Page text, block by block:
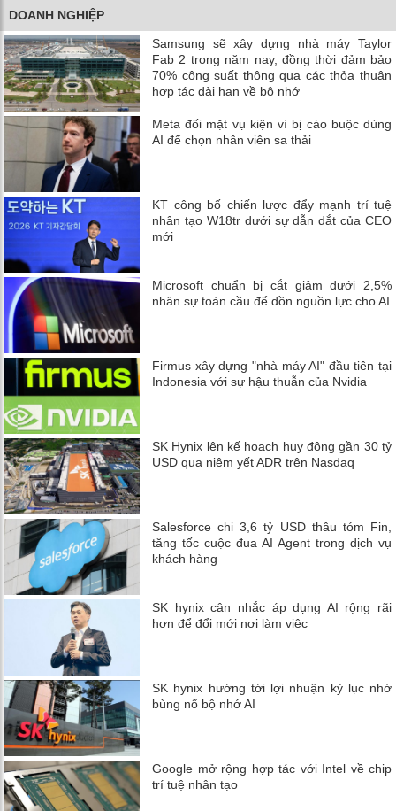
DOANH NGHIỆP
Samsung sẽ xây dựng nhà máy Taylor
Fab 2 trong năm nay, đồng thời đảm bảo
70% công suất thông qua các thỏa thuận
hợp tác dài hạn về bộ nhớ
Meta đối mặt vụ kiện vì bị cáo buộc dùng
AI để chọn nhân viên sa thải
KT công bố chiến lược đẩy mạnh trí tuệ
nhân tạo W18tr dưới sự dẫn dắt của CEO
mới
Microsoft chuẩn bị cắt giảm dưới 2,5%
nhân sự toàn cầu để dồn nguồn lực cho AI
Firmus xây dựng "nhà máy AI" đầu tiên tại
Indonesia với sự hậu thuẫn của Nvidia
SK Hynix lên kế hoạch huy động gần 30 tỷ
USD qua niêm yết ADR trên Nasdaq
Salesforce chi 3,6 tỷ USD thâu tóm Fin,
tăng tốc cuộc đua AI Agent trong dịch vụ
khách hàng
SK hynix cân nhắc áp dụng AI rộng rãi
hơn để đổi mới nơi làm việc
SK hynix hướng tới lợi nhuận kỷ lục nhờ
bùng nổ bộ nhớ AI
Google mở rộng hợp tác với Intel về chip
trí tuệ nhân tạo